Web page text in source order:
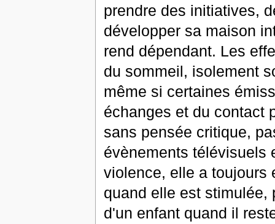
prendre des initiatives,
développer sa maison
rend dépendant. Les
du sommeil, isolement
même si certaines
échanges et du contact
sans pensée critique,
évènements télévisuels
violence, elle a toujours
quand elle est stimulée,
d'un enfant quand il